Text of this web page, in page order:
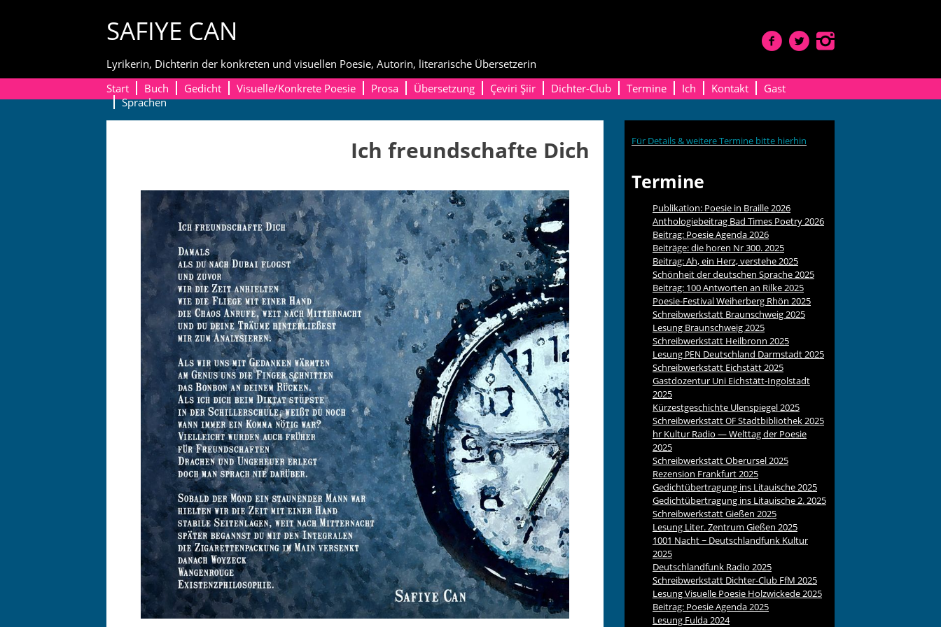
SAFIYE CAN
Lyrikerin, Dichterin der konkreten und visuellen Poesie, Autorin, literarische Übersetzerin
Start
Buch Gedicht Visuelle/Konkrete Poesie Prosa Übersetzung Çeviri Şiir Dichter-Club Termine Ich Kontakt
Gast
Sprachen
Ich freundschafte Dich Für Details & weitere Termine bitte hierhin
Termine
Publikation: Poesie in Braille 2026
Anthologiebeitrag Bad Times Poetry 2026
Beitrag: Poesie Agenda 2026
Beiträge: die horen Nr 300. 2025
Beitrag: Ah, ein Herz, verstehe 2025
Schönheit der deutschen Sprache 2025
Beitrag: 100 Antworten an Rilke 2025
Poesie-Festival Weiherberg Rhön 2025
Schreibwerkstatt Braunschweig 2025
Lesung Braunschweig 2025
Schreibwerkstatt Heilbronn 2025
Lesung PEN Deutschland Darmstadt 2025
Schreibwerkstatt Eichstätt 2025
Gastdozentur Uni Eichstätt-Ingolstadt
2025
Kürzestgeschichte Ulenspiegel 2025
SchreibwerkstattOFStadtbibliothek 2025
hr Kultur Radio — Welttag der Poesie
2025
Schreibwerkstatt Oberursel 2025
Rezension Frankfurt 2025
Gedichtübertragung ins Litauische 2025
Gedichtübertragung ins Litauische 2. 2025
Schreibwerkstatt Gießen 2025
Lesung Liter. Zentrum Gießen 2025
1001 Nacht ~ Deutschlandfunk Kultur
2025
Deutschlandfunk Radio 2025
Schreibwerkstatt Dichter-Club FfM 2025
Lesung Visuelle Poesie Holzwickede 2025
Beitrag: Poesie Agenda 2025
Lesung Fulda 2024